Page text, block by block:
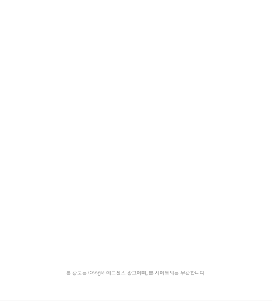
본 광고는 Google 애드센스 광고이며, 본 사이트와는 무관합니다.